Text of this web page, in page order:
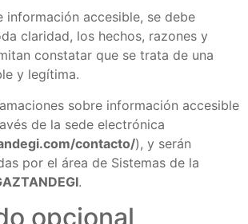
información accesible, se debe
claridad, los hechos, razones y
constatar que se trata de una
y legítima.
sobre información accesible
de la sede electrónica
.com/contacto/), y serán
por el área de Sistemas de la
.
opcional